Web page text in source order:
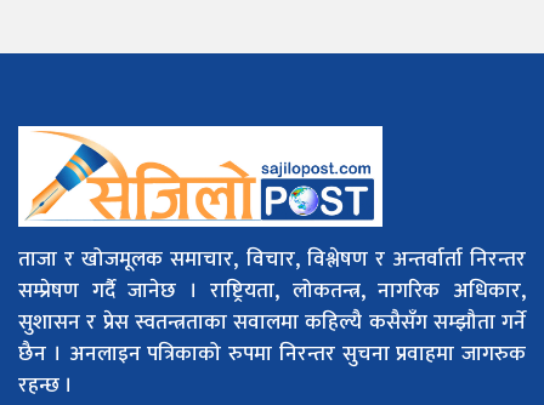
ताजा र खोजमूलक समाचार, विचार, विश्लेषण र अन्तर्वार्ता निरन्तर
सम्प्रेषण गर्दै जानेछ । राष्ट्रियता, लोकतन्त्र, नागरिक अधिकार,
सुशासन र प्रेस स्वतन्त्रताका सवालमा कहिल्यै कसैसँग सम्झौता गर्ने
छैन । अनलाइन पत्रिकाको रुपमा निरन्तर सुचना प्रवाहमा जागरुक
रहन्छ ।